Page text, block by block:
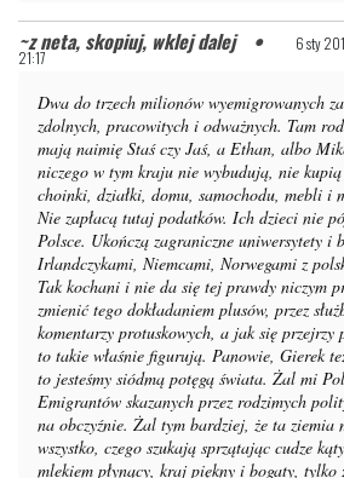
z neta, skopiuj, wklej dalej 6 sty
21:17
Dwa do trzech milionów wyemigrowanych
zdolnych, pracowitych i odważnych. Tam
mają naimię Staś czy Jaś, a Ethan, albo
niczego w tym kraju nie wybudują, nie
choinki, działki, domu, samochodu, mebli i
Nie zapłacą tutaj podatków. Ich dzieci nie
Polsce. Ukończą zagraniczne uniwersytety i
Irlandczykami, Niemcami, Norwegami z
Tak kochani i nie da się tej prawdy niczym
zmienić tego dokładaniem plusów, przez
komentarzy protuskowych, a jak się przejrzy
to takie właśnie figurują. Panowie, Gierek
to jesteśmy siódmą potęgą świata. Żal mi
Emigrantów skazanych przez rodzimych
na obczyźnie. Żal tym bardziej, że ta ziemia
wszystko, czego szukają sprzątając cudze
mlekiem płynący, kraj piękny i bogaty, tylko